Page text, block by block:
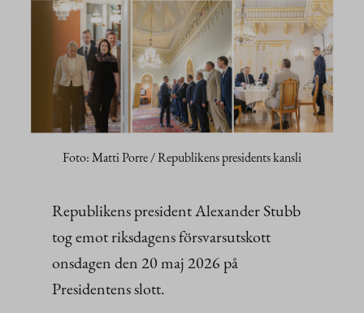
Foto: Matti Porre / Republikens presidents kansli
Republikens president Alexander Stubb
tog emot riksdagens försvarsutskott
onsdagen den 20 maj 2026 på
Presidentens slott.